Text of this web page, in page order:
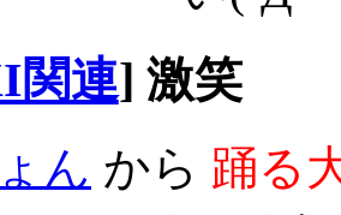
関連] 激笑
ん から 踊る